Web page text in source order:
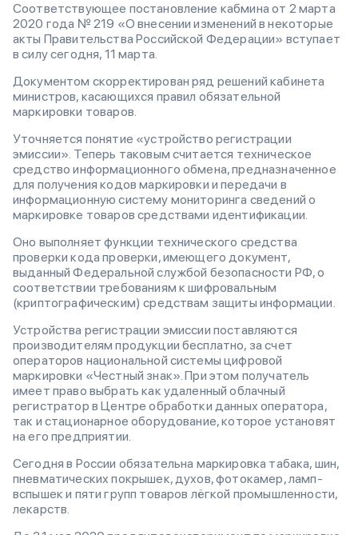
Соответствующее постановление кабмина от 2 марта
2020 года № 219 «О внесении изменений в некоторые
акты Правительства Российской Федерации» вступает
в силу сегодня, 11 марта.
Документом скорректирован ряд решений кабинета
министров, касающихся правил обязательной
маркировки товаров.
Уточняется понятие «устройство регистрации
эмиссии». Теперь таковым считается техническое
средство информационного обмена, предназначенное
для получения кодов маркировки и передачи в
информационную систему мониторинга сведений о
маркировке товаров средствами идентификации.
Оно выполняет функции технического средства
проверки кода проверки, имеющего документ,
выданный Федеральной службой безопасности РФ, о
соответствии требованиям к шифровальным
(криптографическим) средствам защиты информации.
Устройства регистрации эмиссии поставляются
производителям продукции бесплатно, за счет
операторов национальной системы цифровой
маркировки «Честный знак». При этом получатель
имеет право выбрать как удаленный облачный
регистратор в Центре обработки данных оператора,
так и стационарное оборудование, которое установят
на его предприятии.
Сегодня в России обязательна маркировка табака, шин,
пневматических покрышек, духов, фотокамер, ламп-
вспышек и пяти групп товаров лёгкой промышленности,
лекарств.